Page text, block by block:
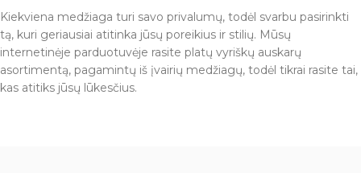
Kiekviena medžiaga turi savo privalumų, todėl svarbu pasirinkti
tą, kuri geriausiai atitinka jūsų poreikius ir stilių. Mūsų
internetinėje parduotuvėje rasite platų vyriškų auskarų
asortimentą, pagamintų iš įvairių medžiagų, todėl tikrai rasite tai,
kas atitiks jūsų lūkesčius.